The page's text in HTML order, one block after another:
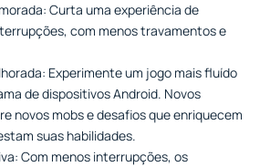
Curta uma experiência de
com menos travamentos e
Experimente um jogo mais fluído
de dispositivos Android. Novos
novos mobs e desafios que enriquecem
suas habilidades.
Com menos interrupções, os